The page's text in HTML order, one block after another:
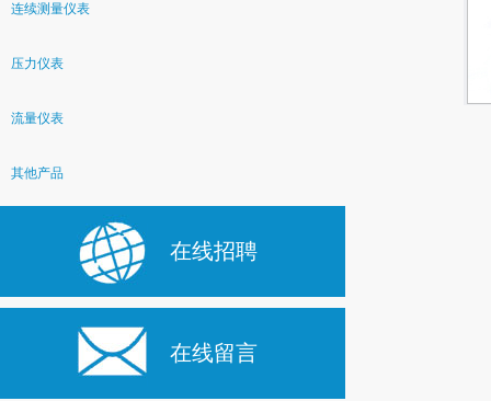
连续测量仪表
压力仪表
流量仪表
其他产品
在线招聘
在线留言